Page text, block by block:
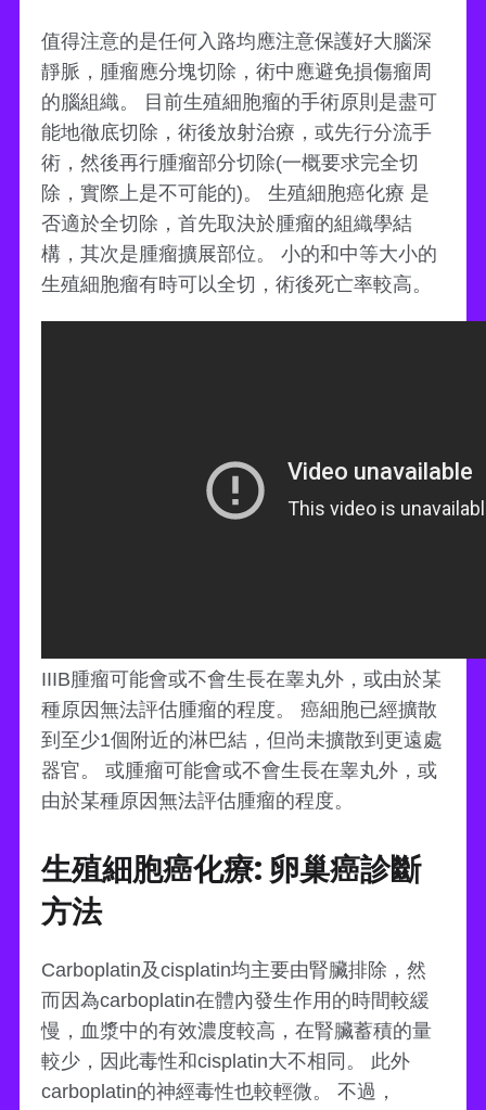
值得注意的是任何入路均應注意保護好大腦深
靜脈，腫瘤應分塊切除，術中應避免損傷瘤周
的腦組織。 目前生殖細胞瘤的手術原則是盡可
能地徹底切除，術後放射治療，或先行分流手
術，然後再行腫瘤部分切除(一概要求完全切
除，實際上是不可能的)。 生殖細胞癌化療 是
否適於全切除，首先取決於腫瘤的組織學結
構，其次是腫瘤擴展部位。 小的和中等大小的
生殖細胞瘤有時可以全切，術後死亡率較高。
IIIB腫瘤可能會或不會生長在睾丸外，或由於某
種原因無法評估腫瘤的程度。 癌細胞已經擴散
到至少1個附近的淋巴結，但尚未擴散到更遠處
器官。 或腫瘤可能會或不會生長在睾丸外，或
由於某種原因無法評估腫瘤的程度。
生殖細胞癌化療: 卵巢癌診斷
方法
Carboplatin及cisplatin均主要由腎臟排除，然
而因為carboplatin在體內發生作用的時間較緩
慢，血漿中的有效濃度較高，在腎臟蓄積的量
較少，因此毒性和cisplatin大不相同。 此外
carboplatin的神經毒性也較輕微。 不過，